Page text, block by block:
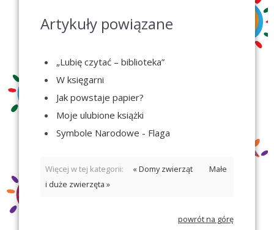
Artykuły powiązane
„Lubię czytać – biblioteka”
W księgarni
Jak powstaje papier?
Moje ulubione książki
Symbole Narodowe - Flaga
Więcej w tej kategorii: « Domy zwierząt
Małe
i duże zwierzęta »
powrót na górę